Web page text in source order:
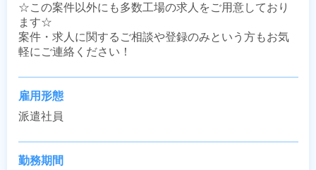
☆この案件以外にも多数工場の求人をご用意しており
ます☆
案件・求人に関するご相談や登録のみという方もお気
軽にご連絡ください！
雇用形態
派遣社員
勤務期間